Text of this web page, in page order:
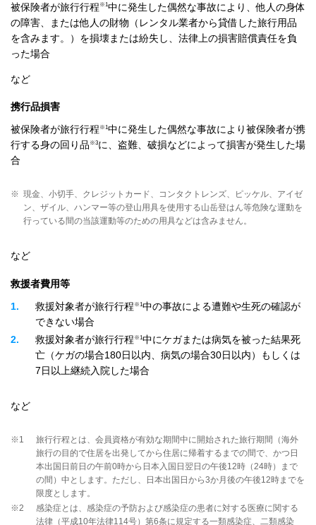
被保険者が旅行行程 ※1中に発生した偶然な事故により、他人の身体
の障害、または他人の財物（レンタル業者から貸借した旅行用品
を含みます。）を損壊または紛失し、法律上の損害賠償責任を負
った場合
など
携行品損害
被保険者が旅行行程 ※1中に発生した偶然な事故により被保険者が携
行する身の回り品 ※3に、盗難、破損などによって損害が発生した場
合
※ 現金、小切手、クレジットカード、コンタクトレンズ、ピッケル、アイゼ
ン、ザイル、ハンマー等の登山用具を使用する山岳登はん等危険な運動を
行っている間の当該運動等のための用具などは含みません。
など
救援者費用等
1 救援対象者が旅行行程 ※1中の事故による遭難や生死の確認が
できない場合
2
救援対象者が旅行行程 ※1中にケガまたは病気を被った結果死
亡（ケガの場合180日以内、病気の場合30日以内）もしくは
7日以上継続入院した場合
など
※1
旅行行程とは、会員資格が有効な期間中に開始された旅行期間（海外
旅行の目的で住居を出発してから住居に帰着するまでの間で、かつ日
本出国日前日の午前0時から日本入国日翌日の午後12時（24時）まで
の間）中とします。ただし、日本出国日から3か月後の午後12時までを
限度とします。
※2
感染症とは、感染症の予防および感染症の患者に対する医療に関する
法律（平成10年法律114号）第6条に規定する一類感染症、二類感染